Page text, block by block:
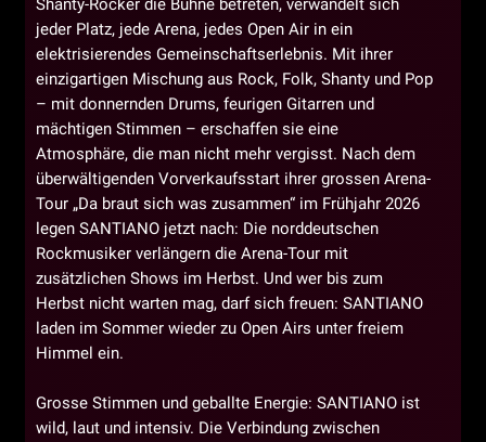
Shanty-Rocker die Bühne betreten, verwandelt sich
jeder Platz, jede Arena, jedes Open Air in ein
elektrisierendes Gemeinschaftserlebnis. Mit ihrer
einzigartigen Mischung aus Rock, Folk, Shanty und Pop
– mit donnernden Drums, feurigen Gitarren und
mächtigen Stimmen – erschaffen sie eine
Atmosphäre, die man nicht mehr vergisst. Nach dem
überwältigenden Vorverkaufsstart ihrer grossen Arena-
Tour „Da braut sich was zusammen“ im Frühjahr 2026
legen SANTIANO jetzt nach: Die norddeutschen
Rockmusiker verlängern die Arena-Tour mit
zusätzlichen Shows im Herbst. Und wer bis zum
Herbst nicht warten mag, darf sich freuen: SANTIANO
laden im Sommer wieder zu Open Airs unter freiem
Himmel ein.
Grosse Stimmen und geballte Energie: SANTIANO ist
wild, laut und intensiv. Die Verbindung zwischen